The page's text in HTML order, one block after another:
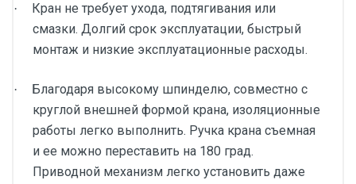
·
Кран не требует ухода, подтягивания или
смазки. Долгий срок эксплуатации, быстрый
монтаж и низкие эксплуатационные расходы.
·
Благодаря высокому шпинделю, совместно с
круглой внешней формой крана, изоляционные
работы легко выполнить. Ручка крана съемная
и ее можно переставить на 180 град.
Приводной механизм легко установить даже